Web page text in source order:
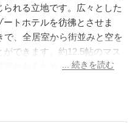
れる立地です。広々とした
トホテルを彷彿とさせま
、全居室から街並みと空を
できます。約12.5帖のマス
があるため、お子様がいら